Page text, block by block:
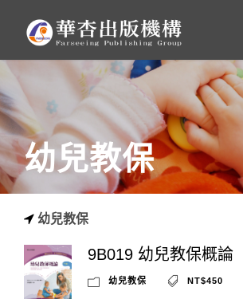
幼兒教保
幼兒教保
9B019 幼兒教保概論
幼兒教保 NT$450